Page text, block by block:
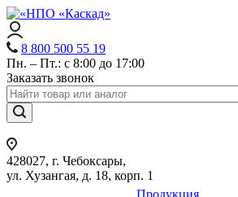
8 800 500 55 19
Пн. – Пт.: с 8:00 до 17:00
Заказать звонок
428027, г. Чебоксары,
ул. Хузангая, д. 18, корп. 1
Продукция